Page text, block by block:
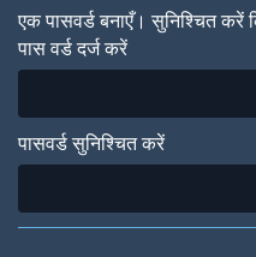
एक पासवर्ड बनाएँ। सुनिश्चित
पास वर्ड दर्ज करें
पासवर्ड सुनिश्चित करें